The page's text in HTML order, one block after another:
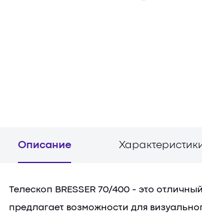
Описание
Телескоп BRESSER 70/400 - это
предлагает возможности для